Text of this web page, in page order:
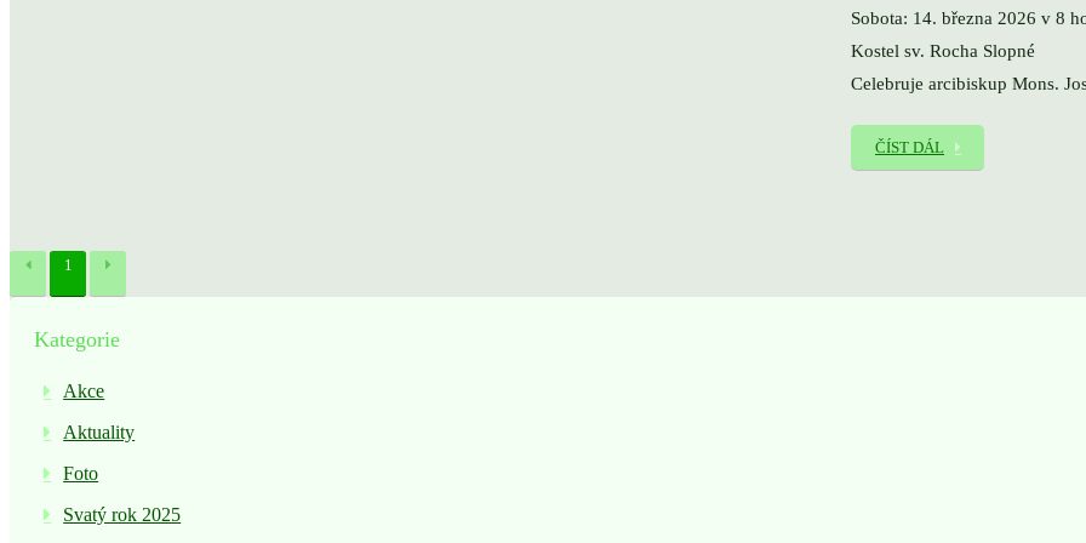
Sobota: 14. března 2026 v 8
Kostel sv. Rocha Slopné
Celebruje arcibiskup Mons.
ČÍST DÁL
1
Kategorie
Akce
Aktuality
Foto
Svatý rok 2025